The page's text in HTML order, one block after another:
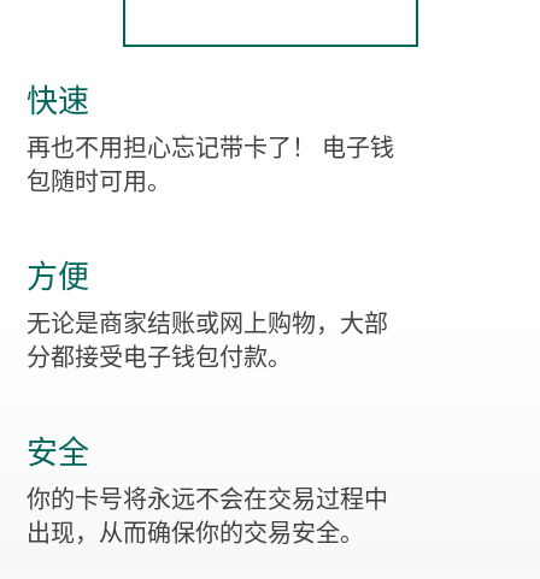
快速
再也不用担心忘记带卡了！ 电子钱
包随时可用。
方便
无论是商家结账或网上购物，大部
分都接受电子钱包付款。
安全
你的卡号将永远不会在交易过程中
出现，从而确保你的交易安全。